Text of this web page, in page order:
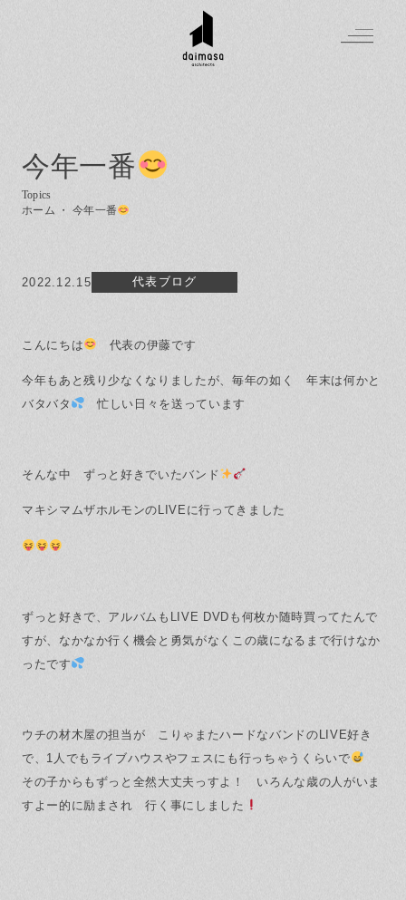
今年一番
ホーム ・ 今年一番
2022.12.15 代表ブログ
こんにちは 代表の伊藤です
今年もあと残り少なくなりましたが、毎年の如く 年末は何かと
バタバタ
忙しい日々を送っています
そんな中 ずっと好きでいたバンド
マキシマムザホルモンのLIVEに行ってきました
ずっと好きで、アルバムもLIVE DVDも何枚か随時買ってたんで
すが、なかなか行く機会と勇気がなくこの歳になるまで行けなか
ったです
ウチの材木屋の担当が こりゃまたハードなバンドのLIVE好き
で、1人でもライブハウスやフェスにも行っちゃうくらいで
その子からもずっと全然大丈夫っすよ！ いろんな歳の人がいま
すよー的に励まされ 行く事にしました
Greeting
はじめましての方へ
Made in DAIMASA
オーダーメイドの住まい
住まいの特性
家づくりの流れ
保証とサポート
施工実績
イベントを探す
気軽に相談会
よくある質問
木材辞典
Topics
イベント
会社概要
スタッフ紹介
Contact
資料請求
sta
gr
am
ce
bo
N
E